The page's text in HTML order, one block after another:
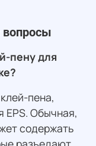
вопросы
пену для
пена,
EPS. Обычная,
содержать